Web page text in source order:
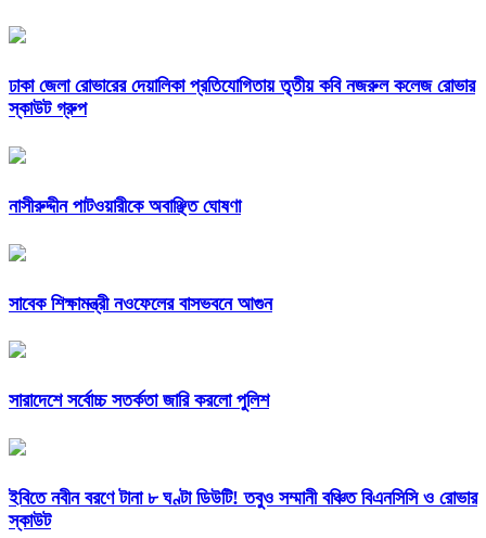
ঢাকা জেলা রোভারের দেয়ালিকা প্রতিযোগিতায় তৃতীয় কবি নজরুল কলেজ রোভার
স্কাউট গ্রুপ
নাসীরুদ্দীন পাটওয়ারীকে অবাঞ্ছিত ঘোষণা
সাবেক শিক্ষামন্ত্রী নওফেলের বাসভবনে আগুন
সারাদেশে সর্বোচ্চ সতর্কতা জারি করলো পুলিশ
ইবিতে নবীন বরণে টানা ৮ ঘণ্টা ডিউটি! তবুও সম্মানী বঞ্চিত বিএনসিসি ও রোভার
স্কাউট